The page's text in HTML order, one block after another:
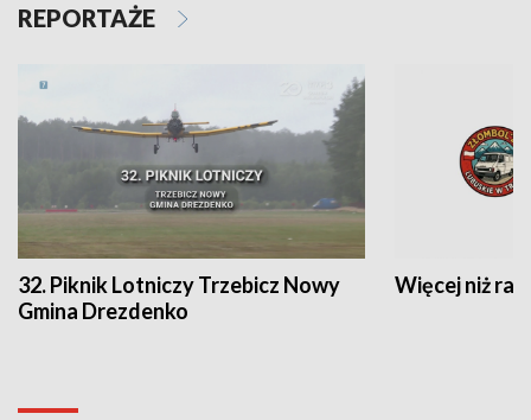
REPORTAŻE
32. Piknik Lotniczy Trzebicz Nowy
Gmina Drezdenko
Więcej niż rajd